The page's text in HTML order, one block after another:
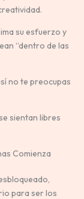
su esfuerzo y
“dentro de las
no te preocupas
sientan libres
Comienza
para ser los